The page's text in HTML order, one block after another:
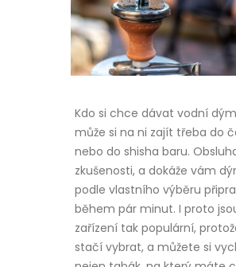
Kdo si chce dávat vodní
může si na ni zajít třeba do
nebo do shisha baru.
zkušenosti, a dokáže vám
podle vlastního výběru
během pár minut. I proto
zařízení tak populární,
stačí vybrat, a můžete si